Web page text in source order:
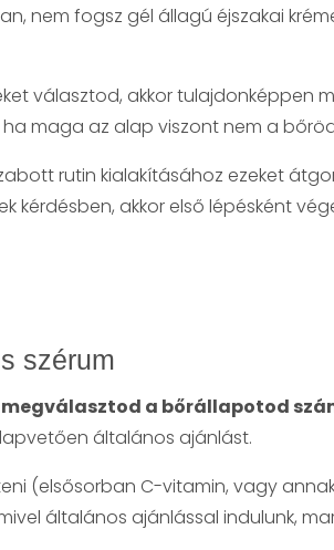
nem fogsz gél állagú éjszakai
választod, akkor tulajdonképpen
maga az alap viszont nem a
rutin kialakításához ezeket
akkor első lépésként
szérum
megválasztod a bőrállapotod
általános ajánlást.
(elsősorban C-vitamin, vagy
általános ajánlással indulunk,